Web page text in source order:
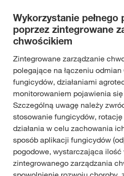
Wykorzystanie pełnego
poprzez zintegrowane
chwościkiem
Zintegrowane zarządzanie
polegające na łączeniu
fungicydów, działaniami
monitorowaniem pojawienia
Szczególną uwagę należy
stosowanie fungicydów,
działania w celu zachowania
sposób aplikacji fungicydów
pogodowe, wystarczająca ilość
zintegrowanego zarządzania